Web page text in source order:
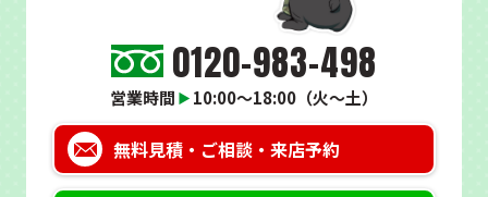
0120-983-498
営業時間 ▶ 10:00～18:00（火～土）
無料見積・ ご相談・来店予約